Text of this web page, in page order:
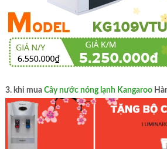
3. khi mua Cây nước nóng lạnh Kangaroo